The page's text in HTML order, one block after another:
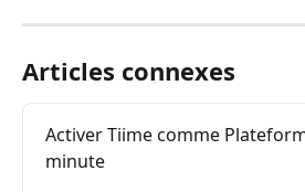
Articles connexes
Activer Tiime comme
minute